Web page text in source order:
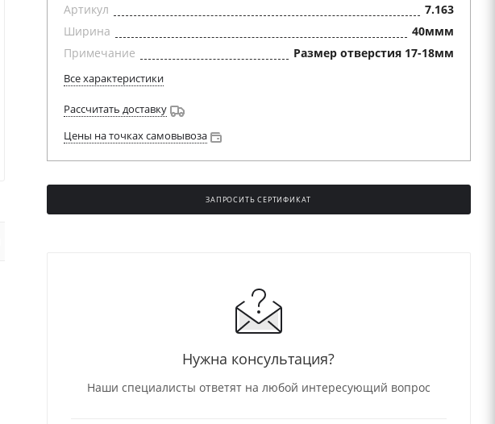
Артикул
7.163
Ширина
40ммм
Примечание
Размер отверстия 17-18мм
Все характеристики
Рассчитать доставку
Цены на точках самовывоза
ЗАПРОСИТЬ СЕРТИФИКАТ
Нужна консультация?
Наши специалисты ответят на любой интересующий вопрос